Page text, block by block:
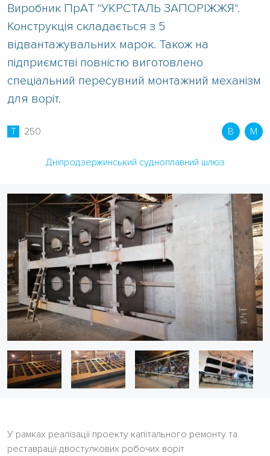
Виробник ПрАТ "УКРСТАЛЬ ЗАПОРІЖЖЯ".
Конструкція складається з 5
відвантажувальних марок. Також на
підприємстві повністю виготовлено
спеціальний пересувний монтажний механізм
для воріт.
T 250 В М
Дніпродзержинський судноплавний шлюз
У рамках реалізації проекту капітального ремонту та
реставрації двостулкових робочих воріт